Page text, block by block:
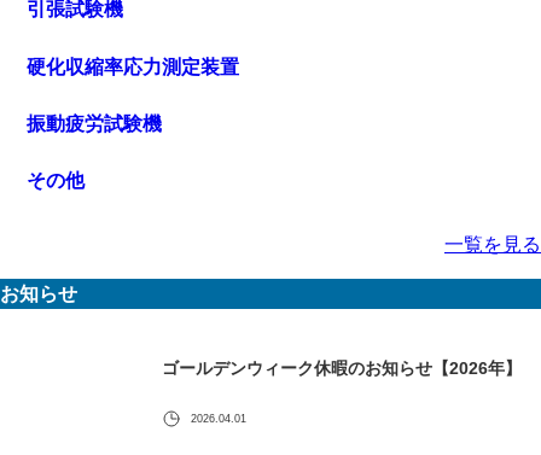
引張試験機
硬化収縮率応力測定装置
振動疲労試験機
その他
一覧を見る
お知らせ
ゴールデンウィーク休暇のお知らせ【2026年】
2026.04.01